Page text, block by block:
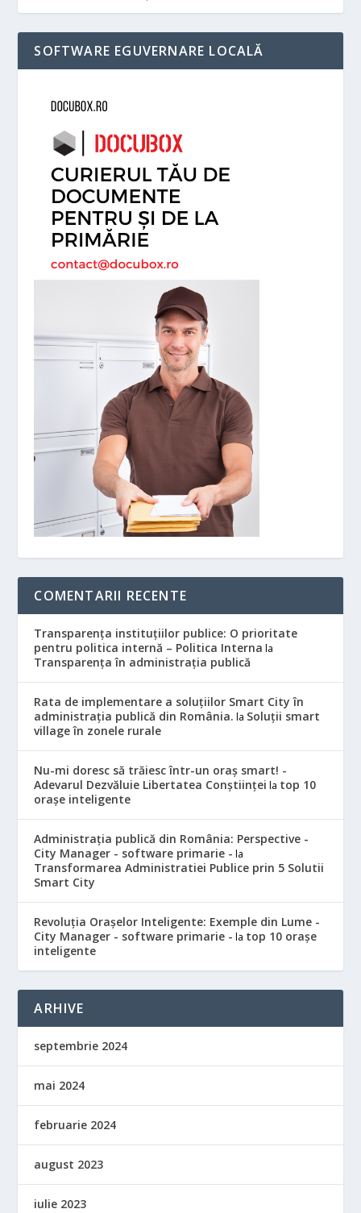
SOFTWARE EGUVERNARE LOCALĂ
COMENTARII RECENTE
Transparența instituțiilor publice: O prioritate
pentru politica internă – Politica Interna la
Transparența în administrația publică
Rata de implementare a soluțiilor Smart City în
administrația publică din România. la Soluții smart
village în zonele rurale
Nu-mi doresc să trăiesc într-un oraș smart! -
Adevarul Dezvăluie Libertatea Conștiinței la top 10
orașe inteligente
Administrația publică din România: Perspective -
City Manager - software primarie - la
Transformarea Administratiei Publice prin 5 Solutii
Smart City
Revoluția Orașelor Inteligente: Exemple din Lume -
City Manager - software primarie - la top 10 orașe
inteligente
ARHIVE
septembrie 2024
mai 2024
februarie 2024
august 2023
iulie 2023